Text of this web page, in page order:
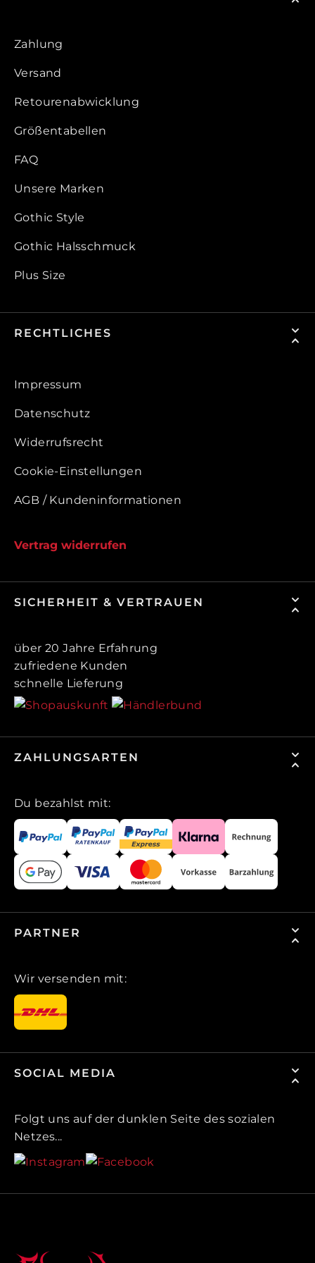
Zahlung
Versand
Retourenabwicklung
Größentabellen
FAQ
Unsere Marken
Gothic Style
Gothic Halsschmuck
Plus Size
RECHTLICHES
Impressum
Datenschutz
Widerrufsrecht
Cookie-Einstellungen
AGB / Kundeninformationen
Vertrag widerrufen
SICHERHEIT & VERTRAUEN
über 20 Jahre Erfahrung
zufriedene Kunden
schnelle Lieferung
ZAHLUNGSARTEN
Du bezahlst mit:
PARTNER
Wir versenden mit:
SOCIAL MEDIA
Folgt uns auf der dunklen Seite des sozialen
Netzes...